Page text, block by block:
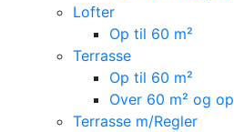
Lofter
Op til 60 m²
Terrasse
Op til 60 m²
Over 60 m² og op
Terrasse m/Regler